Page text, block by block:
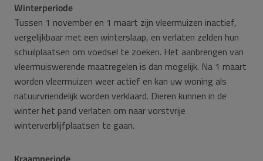
Winterperiode
Tussen 1 november en 1 maart zijn vleermuizen inactief,
vergelijkbaar met een winterslaap, en verlaten zelden hun
schuilplaatsen om voedsel te zoeken. Het aanbrengen van
vleermuiswerende maatregelen is dan mogelijk. Na 1 maart
worden vleermuizen weer actief en kan uw woning als
natuurvriendelijk worden verklaard. Dieren kunnen in de
winter het pand verlaten om naar vorstvrije
winterverblijfplaatsen te gaan.